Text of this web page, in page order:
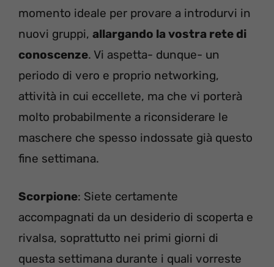
momento ideale per provare a introdurvi in
nuovi gruppi, allargando la vostra rete di
conoscenze. Vi aspetta- dunque- un
periodo di vero e proprio networking,
attività in cui eccellete, ma che vi porterà
molto probabilmente a riconsiderare le
maschere che spesso indossate già questo
fine settimana.
Scorpione: Siete certamente
accompagnati da un desiderio di scoperta e
rivalsa, soprattutto nei primi giorni di
questa settimana durante i quali vorreste